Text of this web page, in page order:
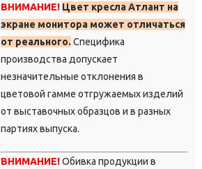
ВНИМАНИЕ! Цвет кресла Атлант на
экране монитора может отличаться
от реального. Специфика
производства допускает
незначительные отклонения в
цветовой гамме отгружаемых изделий
от выставочных образцов и в разных
партиях выпуска.
ВНИМАНИЕ!Обивка продукции в